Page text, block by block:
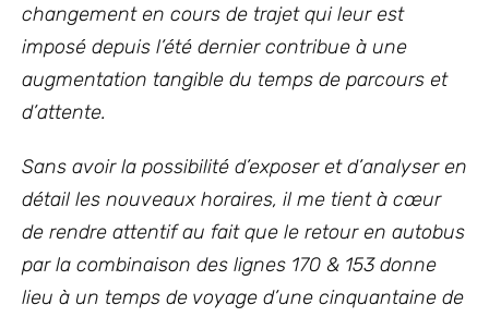
changement en cours de trajet qui leur est
imposé depuis l’été dernier contribue à une
augmentation tangible du temps de parcours et
d’attente.
Sans avoir la possibilité d’exposer et d’analyser en
détail les nouveaux horaires, il me tient à cœur
de rendre attentif au fait que le retour en autobus
par la combinaison des lignes 170 & 153 donne
lieu à un temps de voyage d’une cinquantaine de